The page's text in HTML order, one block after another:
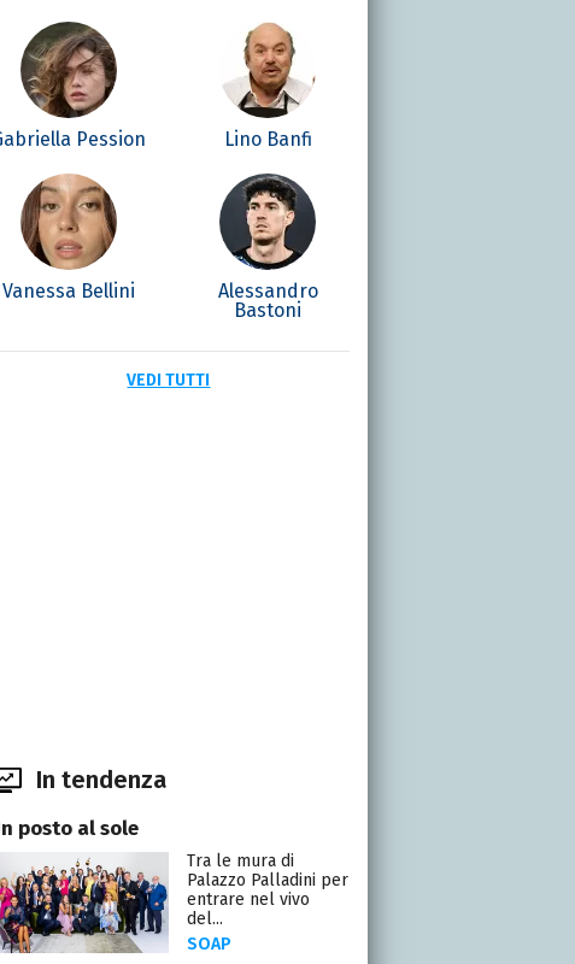
Pession Lino Banfi
Vanessa Bellini
Alessandro
Bastoni
VEDI TUTTI
In tendenza
posto al sole
Tra le mura di
Palazzo Palladini per
entrare nel vivo
del...
SOAP